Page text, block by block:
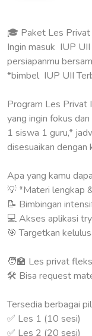
🎓 Paket Les
Ingin masuk IUP UII
persiapanmu
*bimbel IUP UII
Program Les Privat
yang ingin fokus
1 siswa 1 guru,*
disesuaikan dengan
Apa yang kamu
💡 *Materi lengkap
📝 Bimbingan
💻 Akses aplikasi
🎯 Targetkan
🧑‍🏫 Les privat
🛠️ Bisa request
Tersedia berbagai
✅ Les 1 (10 sesi)
✅ Les 2 (20 sesi)